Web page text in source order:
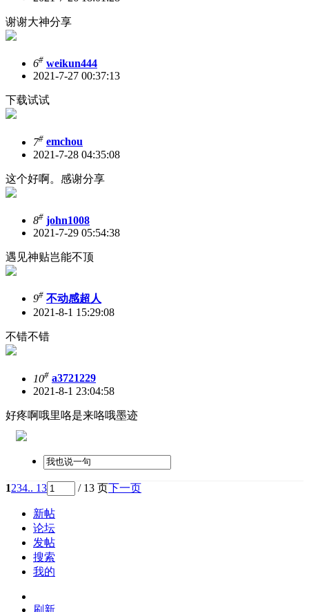
谢谢大神分享
6# weikun444
2021-7-27 00:37:13
下载试试
7# emchou
2021-7-28 04:35:08
这个好啊。感谢分享
8# john1008
2021-7-29 05:54:38
遇见神贴岂能不顶
9# 不动感超人
2021-8-1 15:29:08
不错不错
10# a3721229
2021-8-1 23:04:58
好疼啊哦里咯是来咯哦墨迹
1234.. 13 / 13 页下一页
新帖
论坛
发帖
搜索
我的
刷新